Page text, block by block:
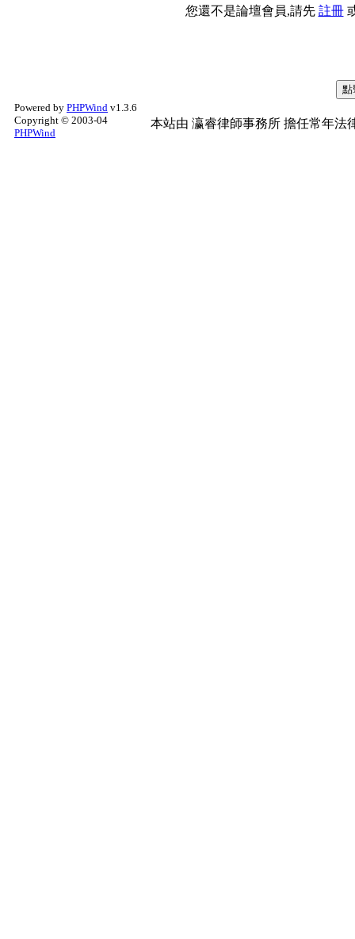
您還不是論壇會員,請先 註冊
Powered by PHPWind v1.3.6
Copyright © 2003-04
PHPWind
本站由 瀛睿律師事務所 擔任常年法